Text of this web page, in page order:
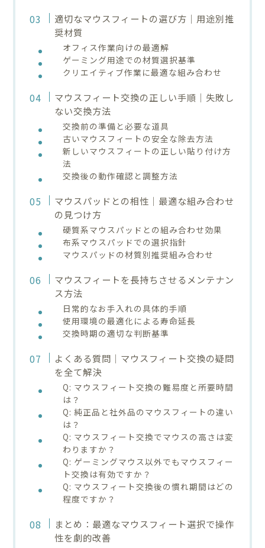
適切なマウスフィートの選び方｜用途別推
奨材質
オフィス作業向けの最適解
ゲーミング用途での材質選択基準
クリエイティブ作業に最適な組み合わせ
マウスフィート交換の正しい手順｜失敗し
ない交換方法
交換前の準備と必要な道具
古いマウスフィートの安全な除去方法
新しいマウスフィートの正しい貼り付け方
法
交換後の動作確認と調整方法
マウスパッドとの相性｜最適な組み合わせ
の見つけ方
硬質系マウスパッドとの組み合わせ効果
布系マウスパッドでの選択指針
マウスパッドの材質別推奨組み合わせ
マウスフィートを長持ちさせるメンテナン
ス方法
日常的なお手入れの具体的手順
使用環境の最適化による寿命延長
交換時期の適切な判断基準
よくある質問｜マウスフィート交換の疑問
を全て解決
Q: マウスフィート交換の難易度と所要時間
は？
Q: 純正品と社外品のマウスフィートの違い
は？
Q: マウスフィート交換でマウスの高さは変
わりますか？
Q: ゲーミングマウス以外でもマウスフィー
ト交換は有効ですか？
Q: マウスフィート交換後の慣れ期間はどの
程度ですか？
まとめ：最適なマウスフィート選択で操作
性を劇的改善